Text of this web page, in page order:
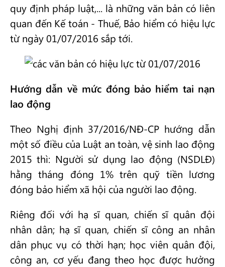
quy định pháp luật,... là những văn bản có liên
quan đến Kế toán - Thuế, Bảo hiểm có hiệu lực
từ ngày 01/07/2016 sắp tới.
Hướng dẫn về mức đóng bảo hiểm tai nạn
lao động
Theo Nghị định 37/2016/NĐ-CP hướng dẫn
một số điều của Luật an toàn, vệ sinh lao động
2015 thì: Người sử dụng lao động (NSDLĐ)
hằng tháng đóng 1% trên quỹ tiền lương
đóng bảo hiểm xã hội của người lao động.
Riêng đối với hạ sĩ quan, chiến sĩ quân đội
nhân dân; hạ sĩ quan, chiến sĩ công an nhân
dân phục vụ có thời hạn; học viên quân đội,
công an, cơ yếu đang theo học được hưởng